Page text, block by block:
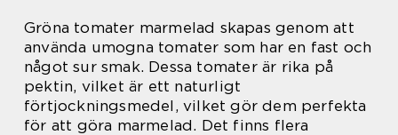
Gröna tomater marmelad skapas genom att
använda umogna tomater som har en fast och
något sur smak. Dessa tomater är rika på
pektin, vilket är ett naturligt
förtjockningsmedel, vilket gör dem perfekta
för att göra marmelad. Det finns flera